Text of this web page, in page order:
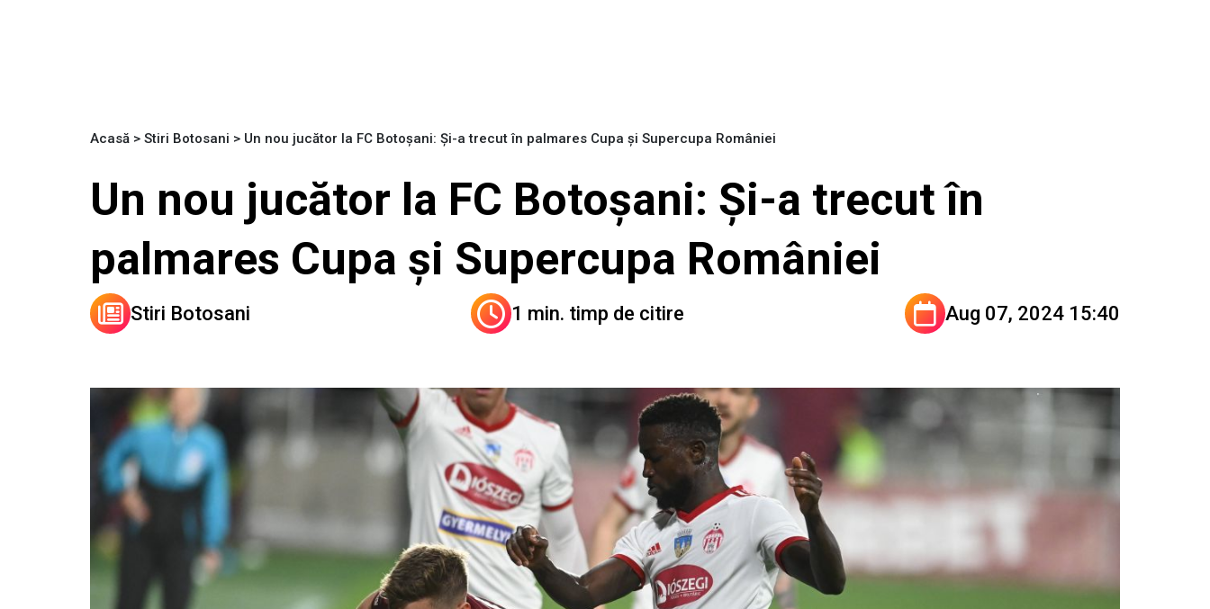
Acasă > Stiri Botosani > Un nou jucător la FC Botoșani: Și-a trecut în palmares Cupa și Supercupa României
Un nou jucător la FC Botoșani: Și-a trecut în
palmares Cupa și Supercupa României
Stiri Botosani 1 min. timp de citire Aug 07, 2024 15:40